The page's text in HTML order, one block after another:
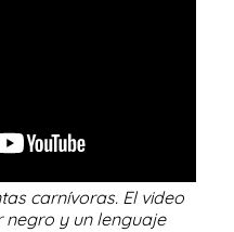
carnívoras. El video
y un lenguaje